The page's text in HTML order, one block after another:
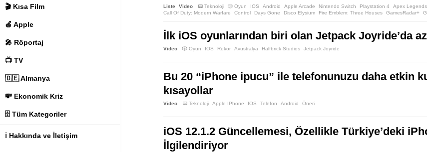
🎬 Kısa Film
🍏 Apple
🎤 Röportaj
📺 TV
🇩🇪 Almanya
💸 Ekonomik Kriz
🗄️ Tüm Kategoriler
ℹ️ Hakkında ve İletişim
Liste Video 📟 Teknoloji 🎲 Oyun IOS Android Apple Arcade Nintendo Switch Playstation 4 Apex Legends
Call Of Duty: Modern Warfare
Control Days Gone Disco Elysium Fire Emblem: Three Houses GamesRadar+
İlk iOS oyunlarından biri olan Jetpack Joyride’da
Video 🎲 Oyun IOS Rekor Avustralya Halfbrick Studios Jetpack Joyride
Bu 20 “iPhone ipucu” ile telefonunuzu daha etkin
kısayollar
Video 📟 Teknoloji Apple IPhone IOS Telefon Android Öneri
iOS 12.1.2 Güncellemesi, Özellikle Türkiye’deki
İlgilendiriyor